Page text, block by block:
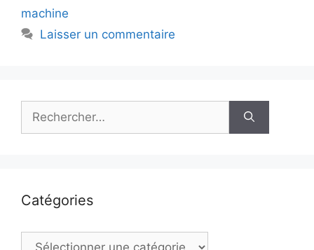
machine
Laisser un commentaire
Catégories
Catégories